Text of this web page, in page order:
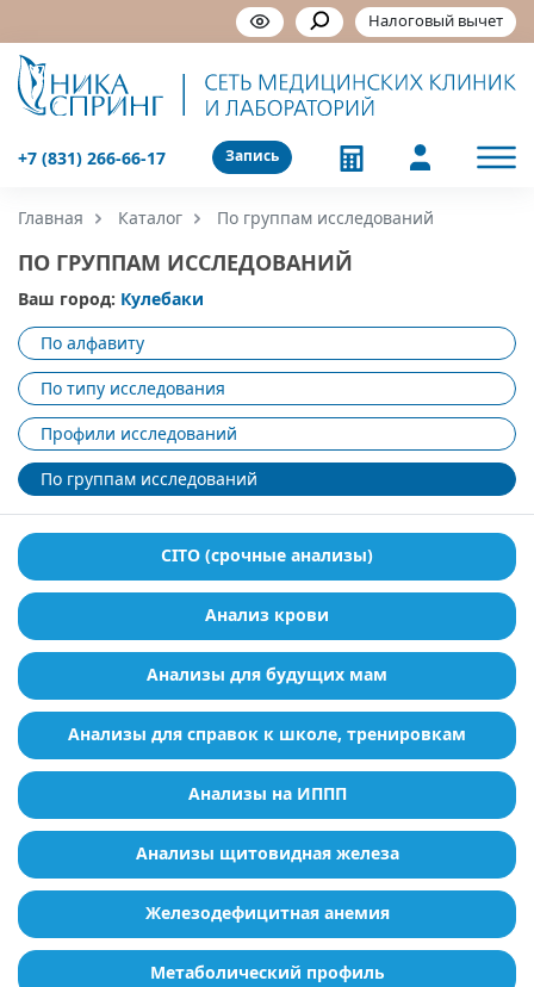
Налоговый вычет
Запись
+7 (831) 266-66-17
Главная Каталог По группам исследований
ПО ГРУППАМ ИССЛЕДОВАНИЙ
Ваш город: Кулебаки
По алфавиту
По типу исследования
Профили исследований
По группам исследований
CITO (срочные анализы)
Анализ крови
Анализы для будущих мам
Анализы для справок к школе, тренировкам
Анализы на ИППП
Анализы щитовидная железа
Железодефицитная анемия
Метаболический профиль